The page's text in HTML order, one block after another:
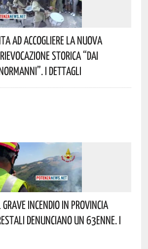
Ad Accogliere La Nuova
Storica “Dai
I Dettagli
Incendio In Provincia
Denunciano Un 63enne. I